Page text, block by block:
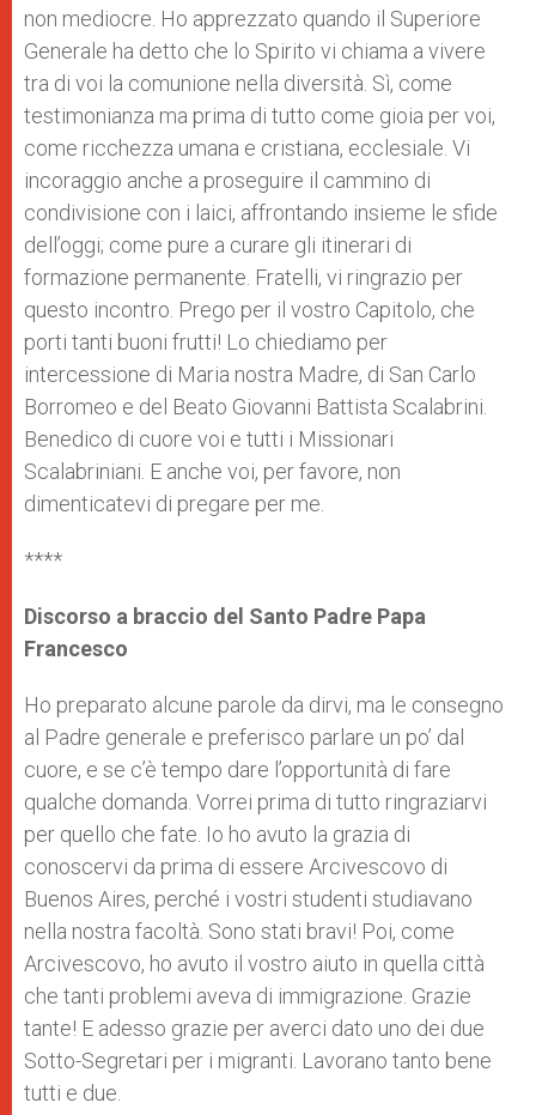
non mediocre. Ho apprezzato quando il Superiore
Generale ha detto che lo Spirito vi chiama a vivere
tra di voi la comunione nella diversità. Sì, come
testimonianza ma prima di tutto come gioia per voi,
come ricchezza umana e cristiana, ecclesiale. Vi
incoraggio anche a proseguire il cammino di
condivisione con i laici, affrontando insieme le sfide
dell’oggi; come pure a curare gli itinerari di
formazione permanente. Fratelli, vi ringrazio per
questo incontro. Prego per il vostro Capitolo, che
porti tanti buoni frutti! Lo chiediamo per
intercessione di Maria nostra Madre, di San Carlo
Borromeo e del Beato Giovanni Battista Scalabrini.
Benedico di cuore voi e tutti i Missionari
Scalabriniani. E anche voi, per favore, non
dimenticatevi di pregare per me.
****
Discorso a braccio del Santo Padre Papa
Francesco
Ho preparato alcune parole da dirvi, ma le consegno
al Padre generale e preferisco parlare un po’ dal
cuore, e se c’è tempo dare l’opportunità di fare
qualche domanda. Vorrei prima di tutto ringraziarvi
per quello che fate. Io ho avuto la grazia di
conoscervi da prima di essere Arcivescovo di
Buenos Aires, perché i vostri studenti studiavano
nella nostra facoltà. Sono stati bravi! Poi, come
Arcivescovo, ho avuto il vostro aiuto in quella città
che tanti problemi aveva di immigrazione. Grazie
tante! E adesso grazie per averci dato uno dei due
Sotto-Segretari per i migranti. Lavorano tanto bene
tutti e due.